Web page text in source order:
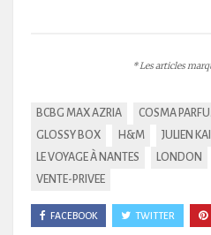
* Les articles
BCBG MAX AZRIA COSMA
GLOSSY BOX
H&M
JULIEN
LE VOYAGE À NANTES
LONDON
VENTE-PRIVEE
FACEBOOK TWITTER